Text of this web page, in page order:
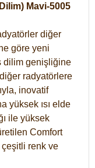
Mavi-5005
diğer
göre yeni
dilim genişliğine
radyatörlere
inovatif
yüksek ısı elde
ile yüksek
Comfort
renk ve